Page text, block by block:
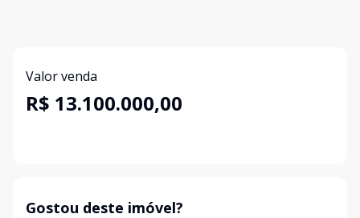
Valor venda
R$ 13.100.000,00
Gostou deste imóvel?